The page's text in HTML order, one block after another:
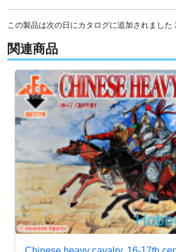
この製品は次の日にカタログに追加されました
関連商品